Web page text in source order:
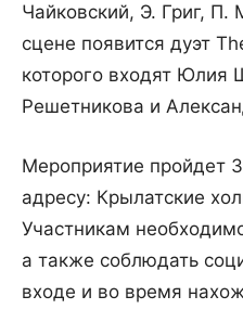
Чайковский, Э. Григ, П.
сцене появится дуэт
которого входят Юлия
Решетникова и
Мероприятие пройдет
адресу: Крылатские
Участникам
а также соблюдать
входе и во время